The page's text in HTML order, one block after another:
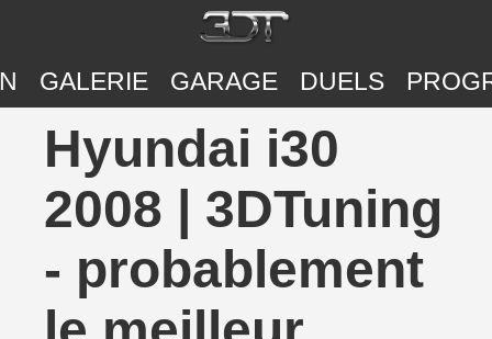
GALERIE GARAGE DUELS
Hyundai i30
2008 | 3DTuning
- probablement